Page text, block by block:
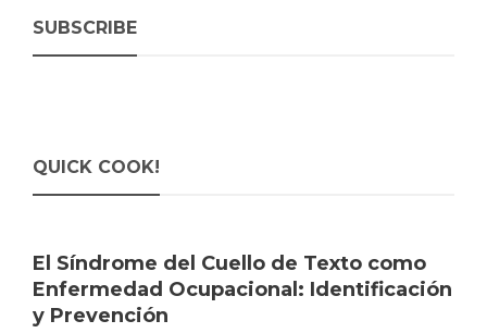
SUBSCRIBE
QUICK COOK!
El Síndrome del Cuello de Texto como
Enfermedad Ocupacional: Identificación
y Prevención